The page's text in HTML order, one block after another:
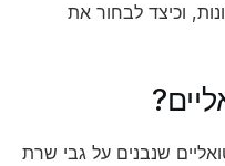
וכיצד לבחור את
שנבנים על גבי שרת